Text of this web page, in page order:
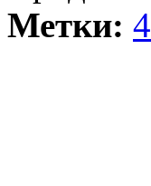
Метки: